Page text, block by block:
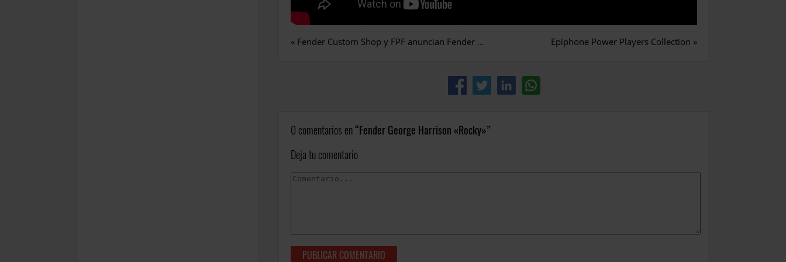
« Fender Custom Shop y FPF anuncian Fender x Minions: The Rise of Gru Epiphone Power Players Collection »
0 comentarios en Fender George Harrison «Rocky»
Deja tu comentario